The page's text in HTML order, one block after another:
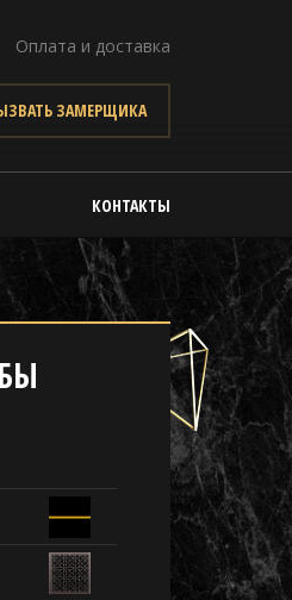
Оплата и доставка
ЗАМЕРЩИКА
КОНТАКТЫ